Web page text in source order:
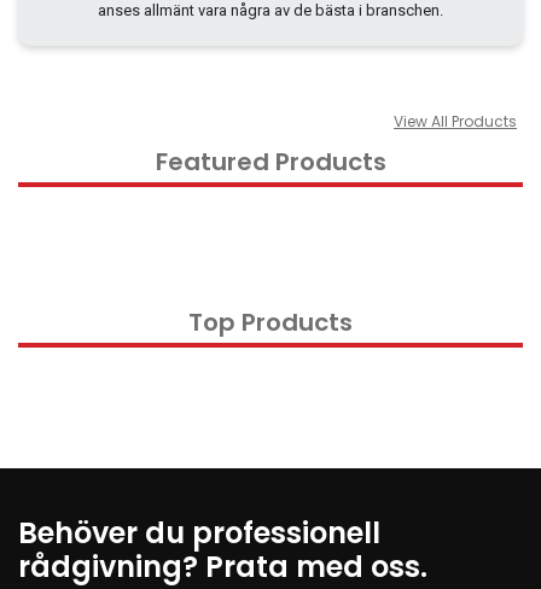
Kontorsmaterial och tillbehör
Övervakningsutrustning
Server & Storage
PC Components
anses allmänt vara några av de bästa i branschen.
Featured Products
View All Products
Top Products
Behöver du professionell
rådgivning? Prata med oss.